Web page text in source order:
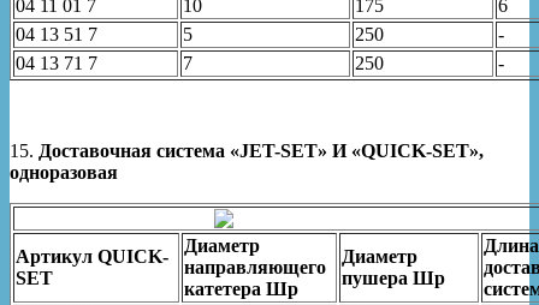
04 11 01 7
10 175
6
04 13 51 7
5 250
-
04 13 71 7
7 250 -
15. Доставочная система «JET-SET» И «QUICK-SET»,
одноразовая
Артикул QUICK-
SET
Диаметр
направляющего
катетера Шр
Диаметр
пушера Шр
Длина